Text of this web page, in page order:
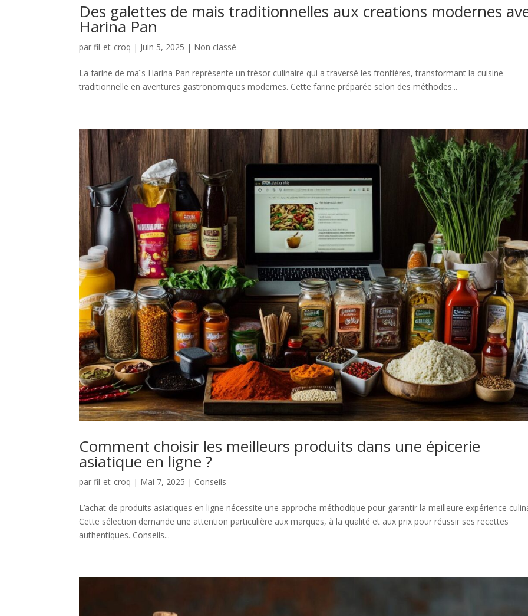
Des galettes de mais traditionnelles aux creations modernes
Harina Pan
parfil-et-croq | Juin 5, 2025 | Non classé
La farine de maïs Harina Pan représente un trésor culinaire qui a traversé les frontières, transformant la cuisine
traditionnelle en aventures gastronomiques modernes. Cette farine préparée selon des méthodes...
Comment choisir les meilleurs produits dans une épicerie
asiatique en ligne ?
parfil-et-croq | Mai 7, 2025 | Conseils
L’achat de produits asiatiques en ligne nécessite une approche méthodique pour garantir la meilleure expérience
Cette sélection demande une attention particulière aux marques, à la qualité et aux prix pour réussir ses recettes
authentiques. Conseils...